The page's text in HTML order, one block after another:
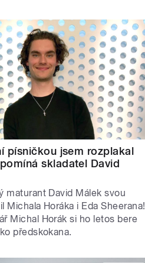
písničkou jsem rozplakal
skladatel David
maturant David Málek svou
Michala Horáka i Eda Sheerana!
Michal Horák si ho letos bere
předskokana.